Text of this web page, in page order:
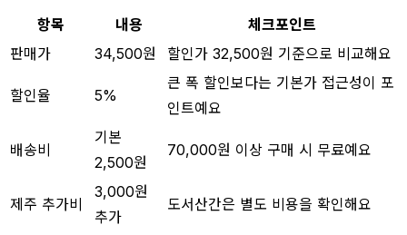
항목 내용
체크포인트
판매가
34,500원 할인가 32,500원 기준으로 비교해요
할인율 5%
큰 폭 할인보다는 기본가 접근성이 포
인트예요
배송비
기본
2,500원
70,000원 이상 구매 시 무료예요
제주 추가비
3,000원
추가
도서산간은 별도 비용을 확인해요